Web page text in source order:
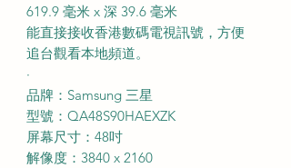
619.9 毫米 x 深 39.6 毫米
能直接接收香港數碼電視訊號，方便
追台觀看本地頻道。
·
品牌：Samsung 三星
型號：QA48S90HAEXZK
屏幕尺寸：48吋
解像度：3840 x 2160